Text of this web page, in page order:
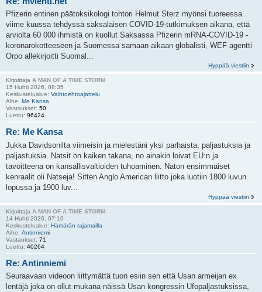
Pfizerin entinen päätoksikologi tohtori Helmut Sterz myönsi tuoreessa
viime kuussa tehdyssä saksalaisen COVID-19-tutkimuksen aikana, että
arviolta 60 000 ihmistä on kuollut Saksassa Pfizerin mRNA-COVID-19 -
koronarokotteeseen ja Suomessa samaan aikaan globalisti, WEF agentti
Orpo allekirjoitti Suomal...
Hyppää viestiin
Kirjoittaja A MAN OF A TIME STORM
15 Huhti 2026, 08:35
Keskustelualue: Vaihtoehtoajattelu
Aihe: Me Kansa
Vastaukset: 50
Luettu: 96424
Re: Me Kansa
Jukka Davidsonilta viimeisin ja mielestäni yksi parhaista, paljastuksia ja
paljastuksia. Natsit on kaiken takana, no ainakin loivat EU:n ja
tavoitteena on kansallisvaltioiden tuhoaminen. Naton ensimmäiset
kenraalit oli Natseja! Sitten Anglo American liitto joka luotiin 1800 luvun
lopussa ja 1900 luv...
Hyppää viestiin
Kirjoittaja A MAN OF A TIME STORM
14 Huhti 2026, 07:10
Keskustelualue: Hämärän rajamailla
Aihe: Antinniemi
Vastaukset: 71
Luettu: 40264
Re: Antinniemi
Seuraavaan videoon liittymättä tuon esiin sen että Usan armeijan ex
lentäjä joka on ollut mukana näissä Usan kongressin Ufopaljastuksissa,